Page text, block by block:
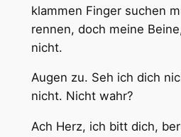
klammen Finger suchen
rennen, doch meine
nicht.
Augen zu. Seh ich dich
nicht. Nicht wahr?
Ach Herz, ich bitt dich,